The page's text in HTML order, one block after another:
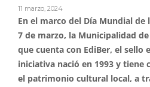
11 marzo, 2024
En el marco del Día Mundial de
7 de marzo, la Municipalidad
que cuenta con EdiBer, el sello
iniciativa nació en 1993 y
el patrimonio cultural local, a